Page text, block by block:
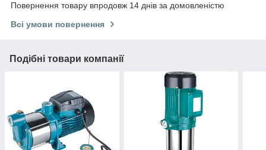
Повернення товару впродовж 14 днів за домовленістю
Всі умови повернення
Подібні товари компанії